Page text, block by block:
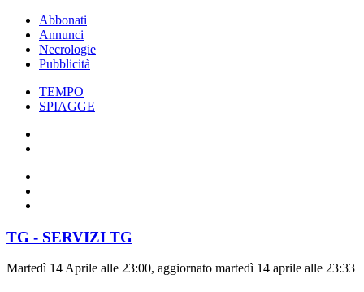
Abbonati
Annunci
Necrologie
Pubblicità
TEMPO
SPIAGGE
TG - SERVIZI TG
Martedì 14 Aprile alle 23:00, aggiornato martedì 14 aprile alle 23:33